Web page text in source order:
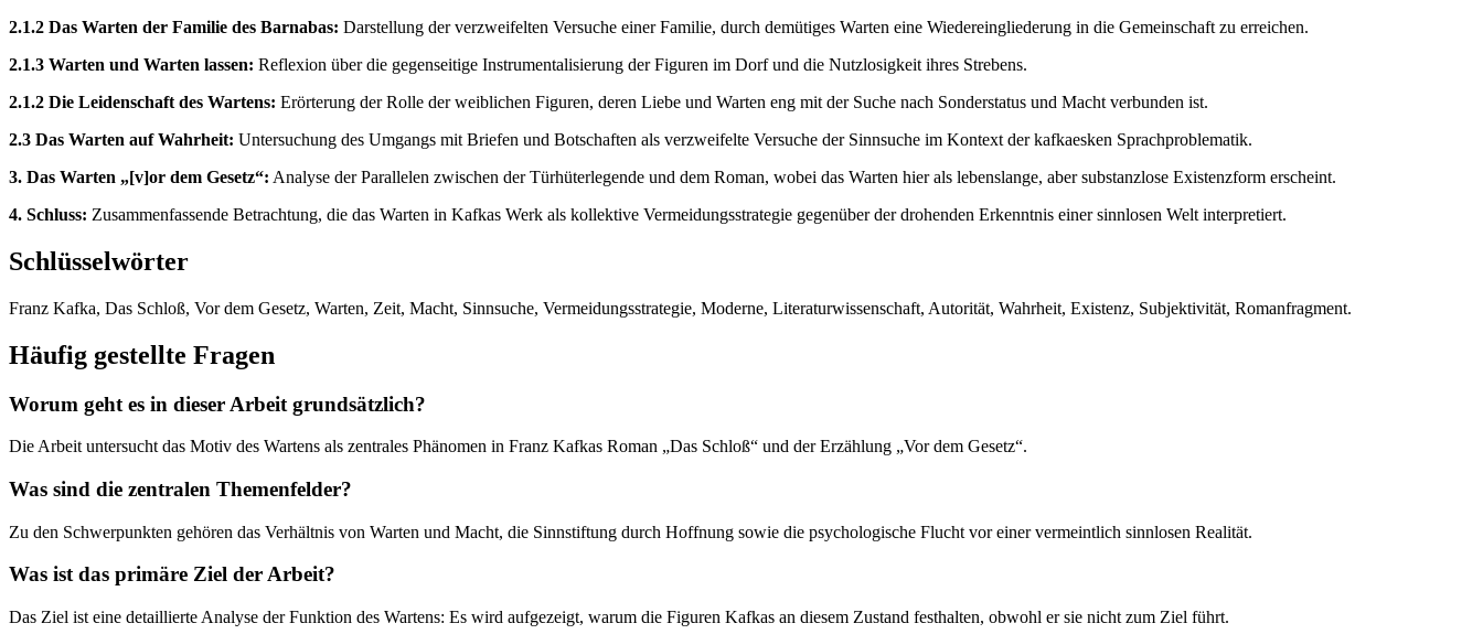
2.1.2 Das Warten der Familie des Barnabas: Darstellung der verzweifelten Versuche einer Familie, durch demütiges Warten eine Wiedereingliederung in die Gemeinschaft zu erreichen.
2.1.3 Warten und Warten lassen: Reflexion über die gegenseitige Instrumentalisierung der Figuren im Dorf und die Nutzlosigkeit ihres Strebens.
2.1.2 Die Leidenschaft des Wartens: Erörterung der Rolle der weiblichen Figuren, deren Liebe und Warten eng mit der Suche nach Sonderstatus und Macht verbunden ist.
2.3 Das Warten auf Wahrheit: Untersuchung des Umgangs mit Briefen und Botschaften als verzweifelte Versuche der Sinnsuche im Kontext der kafkaesken Sprachproblematik.
3. Das Warten „[v]or dem Gesetz“: Analyse der Parallelen zwischen der Türhüterlegende und dem Roman, wobei das Warten hier als lebenslange, aber substanzlose Existenzform erscheint.
4. Schluss: Zusammenfassende Betrachtung, die das Warten in Kafkas Werk als kollektive Vermeidungsstrategie gegenüber der drohenden Erkenntnis einer sinnlosen Welt interpretiert.
Schlüsselwörter
Franz Kafka, Das Schloß, Vor dem Gesetz, Warten, Zeit, Macht, Sinnsuche, Vermeidungsstrategie, Moderne, Literaturwissenschaft, Autorität, Wahrheit, Existenz, Subjektivität, Romanfragment.
Häufig gestellte Fragen
Worum geht es in dieser Arbeit grundsätzlich?
Die Arbeit untersucht das Motiv des Wartens als zentrales Phänomen in Franz Kafkas Roman „Das Schloß“ und der Erzählung „Vor dem Gesetz“.
Was sind die zentralen Themenfelder?
Zu den Schwerpunkten gehören das Verhältnis von Warten und Macht, die Sinnstiftung durch Hoffnung sowie die psychologische Flucht vor einer vermeintlich sinnlosen Realität.
Was ist das primäre Ziel der Arbeit?
Das Ziel ist eine detaillierte Analyse der Funktion des Wartens: Es wird aufgezeigt, warum die Figuren Kafkas an diesem Zustand festhalten, obwohl er sie nicht zum Ziel führt.